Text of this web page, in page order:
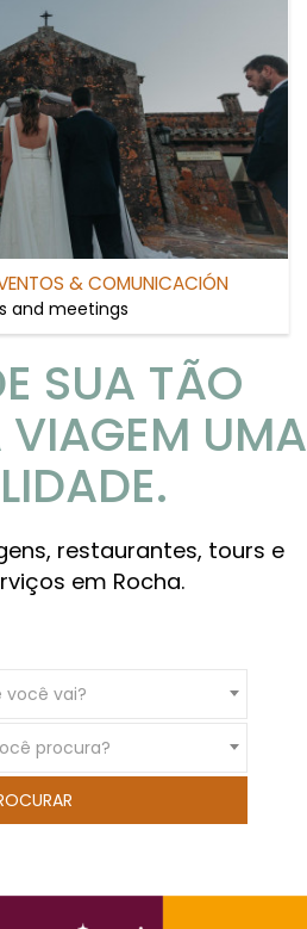
& COMUNICACIÓN
and meetings
SUA TÃO
UMA
restaurantes, tours e
em Rocha.
você vai?
procura?